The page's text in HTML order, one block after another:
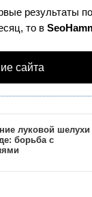
результаты
то в
сайта
шелухи
с